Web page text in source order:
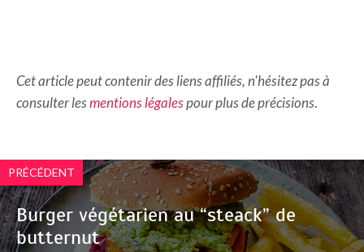
Cet article peut contenir des liens affiliés, n'hésitez pas à
consulter lesmentions légalespour plus de précisions.
PRÉCÉDENT
Burger végétarien au “steack” de
butternut